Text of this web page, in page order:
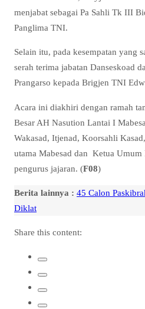
menjabat sebagai Pa Sahli Tk III
Panglima TNI.
Selain itu, pada kesempatan yang
serah terima jabatan Danseskoad
Prangarso kepada Brigjen TNI
Acara ini diakhiri dengan ramah
Besar AH Nasution Lantai I
Wakasad, Itjenad, Koorsahli
utama Mabesad dan Ketua Umum
pengurus jajaran. (F08)
Berita lainnya : 45 Calon
Diklat
Share this content: